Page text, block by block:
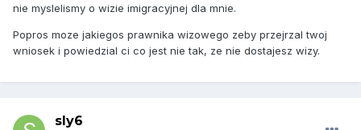
nie myslelismy o wizie imigracyjnej dla mnie.
Popros moze jakiegos prawnika wizowego zeby przejrzal twoj
wniosek i powiedzial ci co jest nie tak, ze nie dostajesz wizy.
sly6